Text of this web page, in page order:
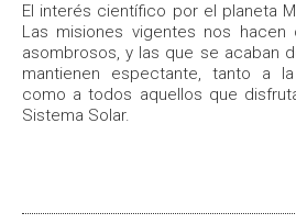
El interés científico por el planeta
Las misiones vigentes nos hacen
asombrosos, y las que se acaban
mantienen espectante, tanto a
como a todos aquellos que
Sistema Solar.